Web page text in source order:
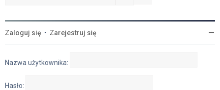
Zaloguj się • Zarejestruj się
Nazwa użytkownika:
Hasło: